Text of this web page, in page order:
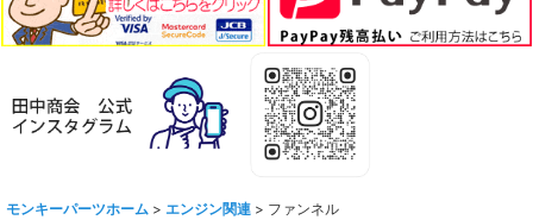
モンキーパーツホーム > エンジン関連 > ファンネル